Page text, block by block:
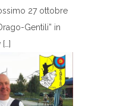
27 ottobre
Gentili” in